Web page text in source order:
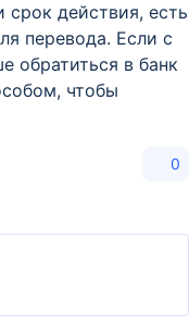
срок действия, есть
перевода. Если с
обратиться в банк
чтобы
0